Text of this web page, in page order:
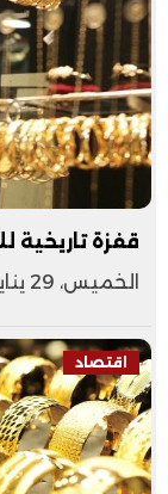
قفزة تاريخية
الخميس، 29 يناير 2026 01:18 م
اقتصاد